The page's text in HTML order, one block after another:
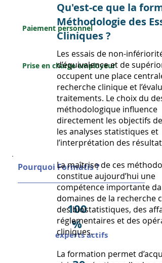
nnel
Paiement personnel
Entreprise
Prise en charge employeur
Pourquoi Formatis ?
100
%
experts actifs
Qu'est-ce que la
Méthodologie des
Cliniques ?
Les essais de non-infériorité,
d’équivalence et de
occupent une place
recherche clinique et
traitements. Le choix du
méthodologique influence
directement les objectifs de
les analyses statistiques et
l’interprétation des résultats.
La maîtrise de ces
constitue aujourd’hui une
compétence importante
domaines de la recherche
des biostatistiques, des
réglementaires et des
cliniques.
La formation permet